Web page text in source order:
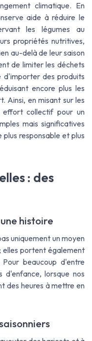
climatique. En
aide à réduire le
les légumes au
propriétés nutritives,
au-delà de leur saison
de limiter les déchets
d'importer des produits
encore plus les
Ainsi, en misant sur les
effort collectif pour un
mais significatives
responsable et plus
: des
histoire
uniquement un moyen
elles portent également
beaucoup d'entre
d'enfance, lorsque nos
des heures à mettre en